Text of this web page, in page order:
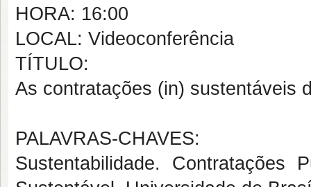
HORA: 16:00
LOCAL: Videoconferência
TÍTULO:
As contratações (in) sustentáveis
PALAVRAS-CHAVES:
Sustentabilidade. Contratações